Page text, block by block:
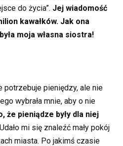
do życia”. Jej wiadomość
kawałków. Jak ona
moja własna siostra!
potrzebuje pieniędzy, ale nie
wybrała mnie, aby o nie
że pieniądze były dla niej
Udało mi się znaleźć mały pokój
miasta. Po jakimś czasie